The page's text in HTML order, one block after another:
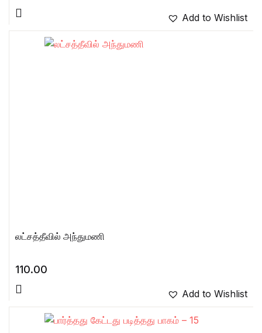
Add to Wishlist
லட்சத்தீவில் அந்துமணி
110.00
Add to Wishlist